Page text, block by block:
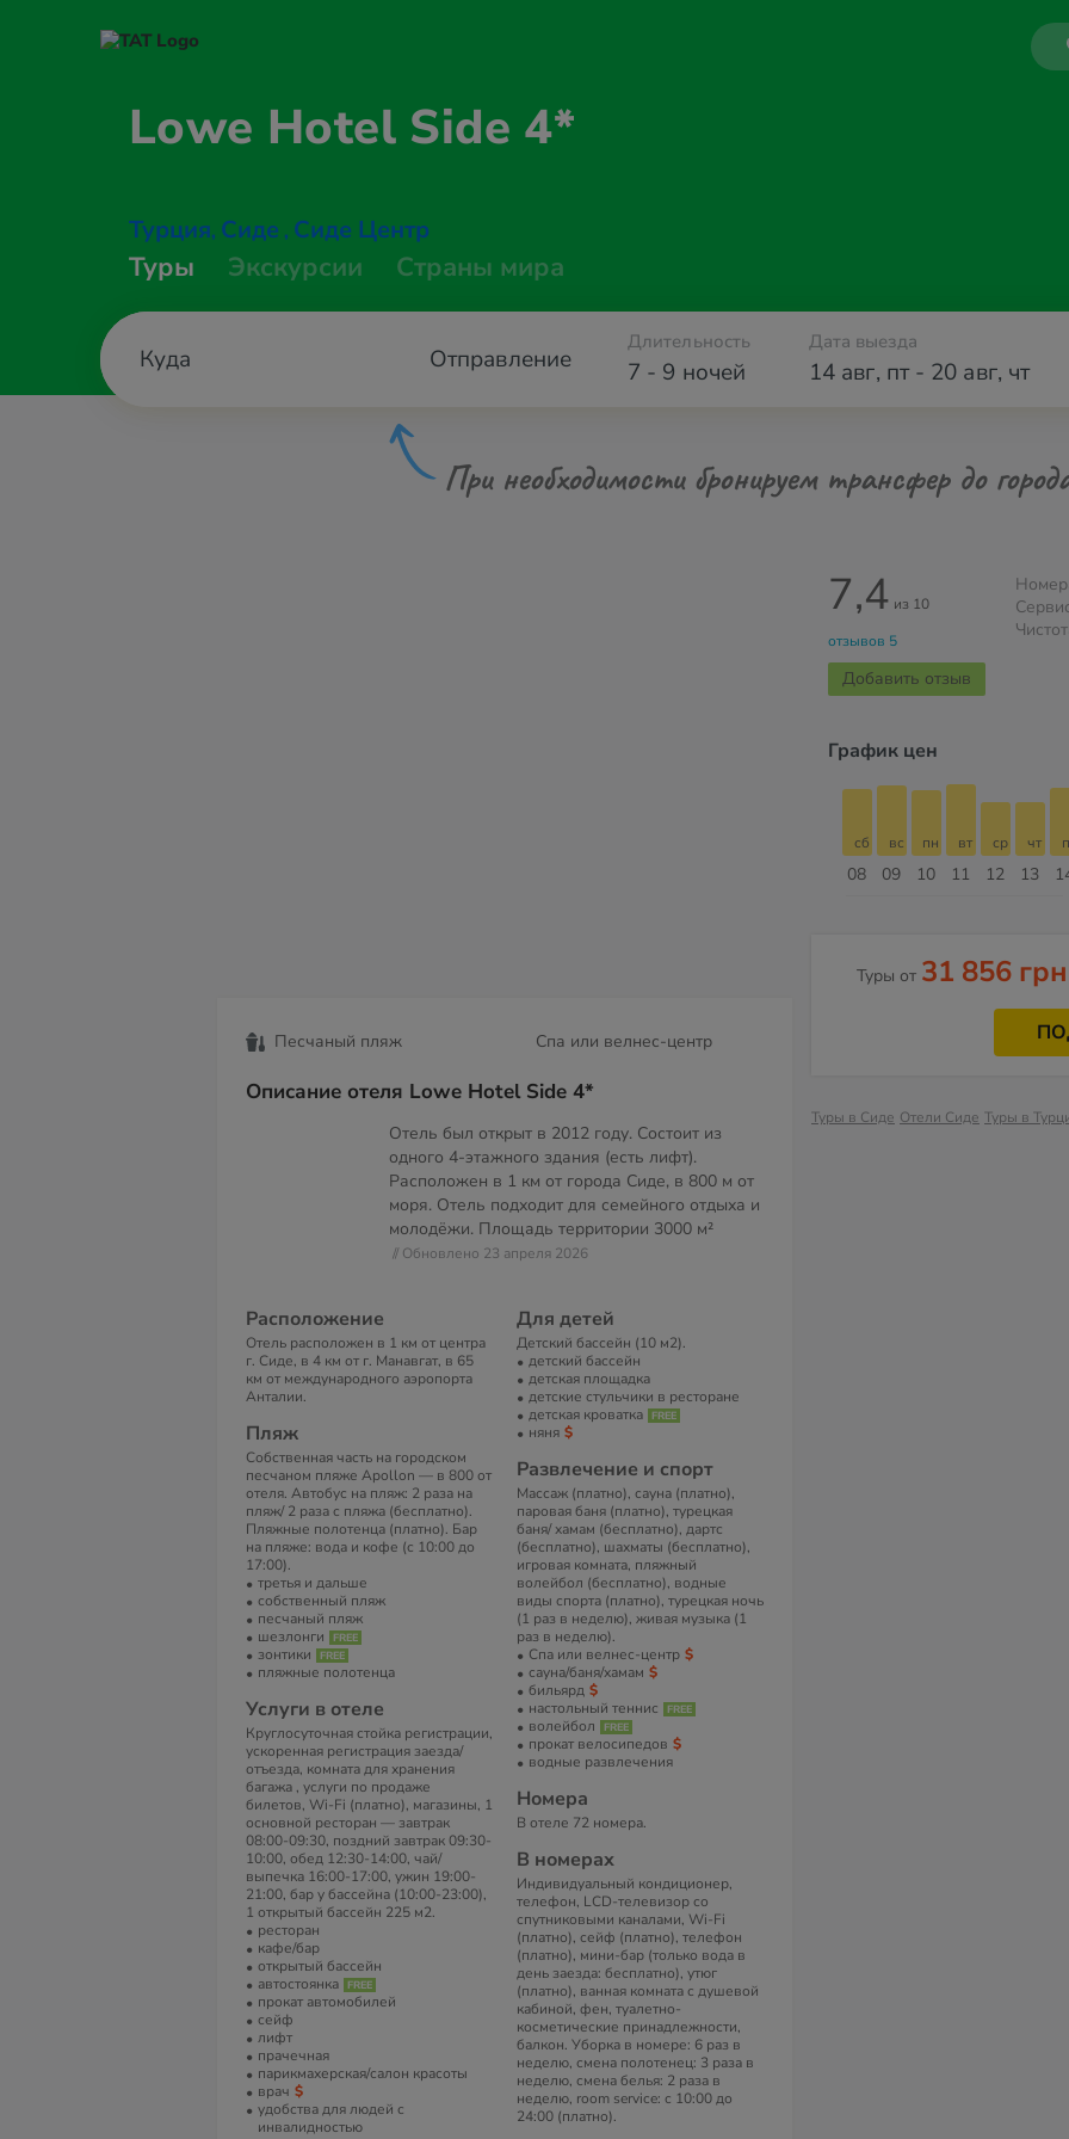
Lowe Hotel Side 4*
Турция, Сиде , Сиде Центр
Туры Экскурсии Страны мира
Отправление 7 - 9 ночей
Длительность Дата выезда
14 авг, пт- 20 авг, чт
При необходимости бронируем трансфер до
Песчаный пляж Спа или велнес-центр
Описание отеля Lowe Hotel Side 4*
Отель был открыт в 2012 году. Состоит из
одного 4-этажного здания (есть лифт).
Расположен в 1 км от города Сиде, в 800 м от
моря. Отель подходит для семейного отдыха и
молодёжи. Площадь территории 3000 м²
// Обновлено 23 апреля 2026
Расположение
Отель расположен в 1 км от центра
г. Сиде, в 4 км от г. Манавгат, в 65
км от международного аэропорта
Анталии.
Пляж
Собственная часть на городском
песчаном пляже Apollon — в 800 от
отеля. Автобус на пляж: 2 раза на
пляж/ 2 раза с пляжа (бесплатно).
Пляжные полотенца (платно). Бар
на пляже: вода и кофе (с 10:00 до
17:00).
третья и дальше
собственный пляж
песчаный пляж
шезлонги
зонтики
пляжные полотенца
Услуги в отеле
Круглосуточная стойка регистрации,
ускоренная регистрация заезда/
отъезда, комната для хранения
багажа , услуги по продаже
билетов, Wi-Fi (платно), магазины, 1
основной ресторан — завтрак
08:00-09:30, поздний завтрак 09:30-
10:00, обед 12:30-14:00, чай/
выпечка 16:00-17:00, ужин 19:00-
21:00, бар у бассейна (10:00-23:00),
1 открытый бассейн 225 м2.
ресторан
кафе/бар
открытый бассейн
автостоянка
прокат автомобилей
сейф
лифт
прачечная
парикмахерская/салон красоты
врач
удобства для людей с
инвалидностью
Для детей
Детский бассейн (10 м2).
детский бассейн
детская площадка
детские стульчики в ресторане
детская кроватка
няня
Развлечение и спорт
Массаж (платно), сауна (платно),
паровая баня (платно), турецкая
баня/ хамам (бесплатно), дартс
(бесплатно), шахматы (бесплатно),
игровая комната, пляжный
волейбол (бесплатно), водные
виды спорта (платно), турецкая ночь
(1 раз в неделю), живая музыка (1
раз в неделю).
Спа или велнес-центр
сауна/баня/хамам
бильярд
настольный теннис
волейбол
прокат велосипедов
водные развлечения
Номера
В отеле 72 номера.
В номерах
Индивидуальный кондиционер,
телефон, LCD-телевизор со
спутниковыми каналами, Wi-Fi
(платно), сейф (платно), телефон
(платно), мини-бар (только вода в
день заезда: бесплатно), утюг
(платно), ванная комната с душевой
кабиной, фен, туалетно-
косметические принадлежности,
балкон. Уборка в номере: 6 раз в
неделю, смена полотенец: 3 раза в
неделю, смена белья: 2 раза в
неделю, room service: с 10:00 до
24:00 (платно).
7,4 из 10
отзывов 5
Добавить отзыв
График цен
08
сб
09
вс
10
пн
11
вт
12
ср
13
чт
Туры от 31 856 грн
Туры в Сиде Отели Сиде Туры в